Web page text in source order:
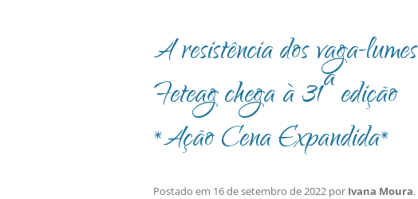
A resistência dos vaga-lumes
Feteag chega à 31ª edição
*Ação Cena Expandida*
Postado em 16 de setembro de 2022 por Ivana Moura.